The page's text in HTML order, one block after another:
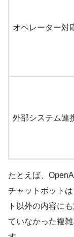
オペレーター対
外部システム連
たとえば、
チャットボット
ト以外の内容に
ていなかった複